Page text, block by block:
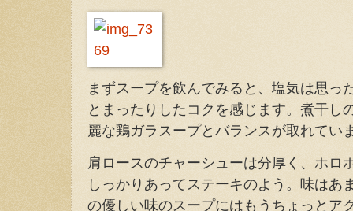
まずスープを飲んでみると、塩気は思っ
とまったりしたコクを感じます。煮干し
麗な鶏ガラスープとバランスが取れてい
肩ロースのチャーシューは分厚く、ホロ
しっかりあってステーキのよう。味はあ
の優しい味のスープにはもうちょっとア